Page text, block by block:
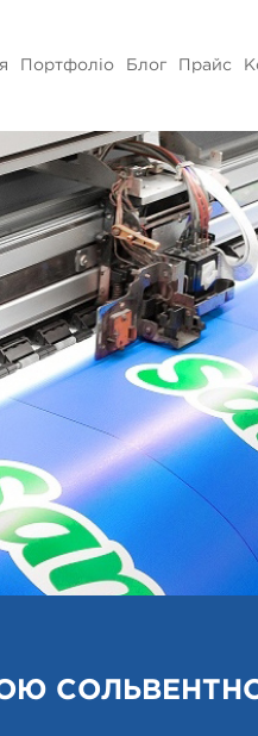
Портфоліо Блог Прайс